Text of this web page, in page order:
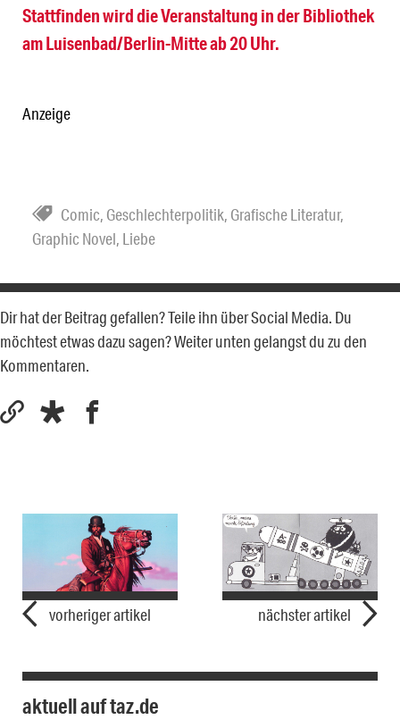
Stattfinden wird die Veranstaltung in der Bibliothek
am Luisenbad/Berlin-Mitte ab 20 Uhr.
Anzeige
Comic, Geschlechterpolitik, Grafische Literatur,
Graphic Novel, Liebe
Dir hat der Beitrag gefallen? Teile ihn über Social Media. Du
möchtest etwas dazu sagen? Weiter unten gelangst du zu den
Kommentaren.
vorheriger artikel nächster artikel
aktuell auf taz.de